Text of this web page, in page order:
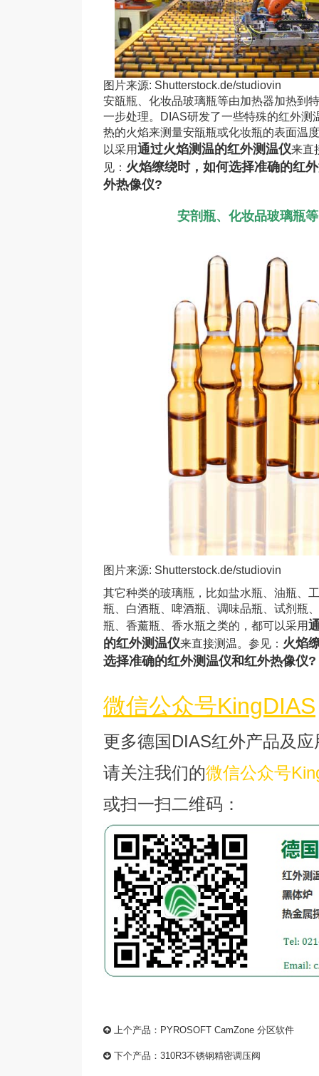
图片来源: Shutterstock.de/studiovin
安瓿瓶、化妆品玻璃瓶等由加热器加热到
一步处理。DIAS研发了一些特殊的红外测
热的火焰来测量安瓿瓶或化妆瓶的表面温
以采用通过火焰测温的红外测温仪来直
见： 火焰缭绕时，如何选择准确的红
外热像仪?
安剖瓶、化妆品玻璃瓶等
图片来源: Shutterstock.de/studiovin
其它种类的玻璃瓶，比如盐水瓶、油瓶、
瓶、白酒瓶、啤酒瓶、调味品瓶、试剂瓶
瓶、香薰瓶、香水瓶之类的，都可以采用
的红外测温仪来直接测温。参见： 火焰
选择准确的红外测温仪和红外热像仪?
微信公众号KingDIAS
更多德国DIAS红外产品及应
请关注我们的微信公众号
或扫一扫二维码：
上个产品： PYROSOFT CamZone 分区软件
下个产品： 310R3不锈钢精密调压阀